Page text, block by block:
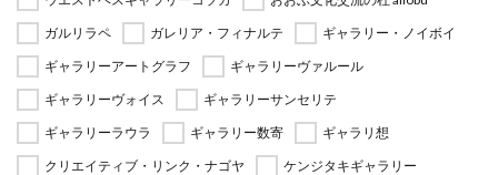
ガルリラペ
ガレリア・フィナルテ
ギャラリー・ノイボイ
ギャラリーアートグラフ
ギャラリーヴァルール
ギャラリーヴォイス
ギャラリーサンセリテ
ギャラリーラウラ
ギャラリー数寄
ギャラリ想
クリエイティブ・リンク・ナゴヤ
ケンジタキギャラリー